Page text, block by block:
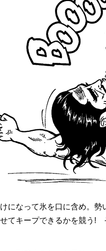
になって氷を口に含め。
てキープできるかを競う!